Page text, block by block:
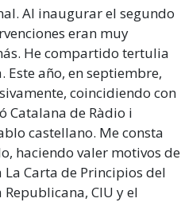
Al inaugurar el segundo
eran muy
He compartido tertulia
Este año, en septiembre,
coincidiendo con
Catalana de Ràdio i
castellano. Me consta
haciendo valer motivos de
Carta de Principios del
CIU y el